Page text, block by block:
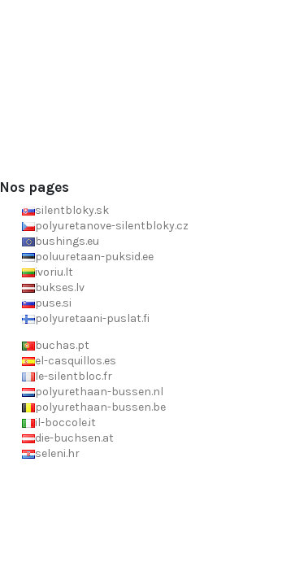
Nos pages
silentbloky.sk
polyuretanove-silentbloky.cz
bushings.eu
poluuretaan-puksid.ee
ivoriu.lt
bukses.lv
puse.si
polyuretaani-puslat.fi
buchas.pt
el-casquillos.es
le-silentbloc.fr
polyurethaan-bussen.nl
polyurethaan-bussen.be
il-boccole.it
die-buchsen.at
seleni.hr